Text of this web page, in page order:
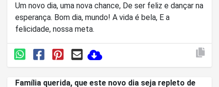
Um novo dia, uma nova chance, De ser feliz e dançar na
esperança. Bom dia, mundo! A vida é bela, E a
felicidade, nossa meta.
Família querida, que este novo dia seja repleto de